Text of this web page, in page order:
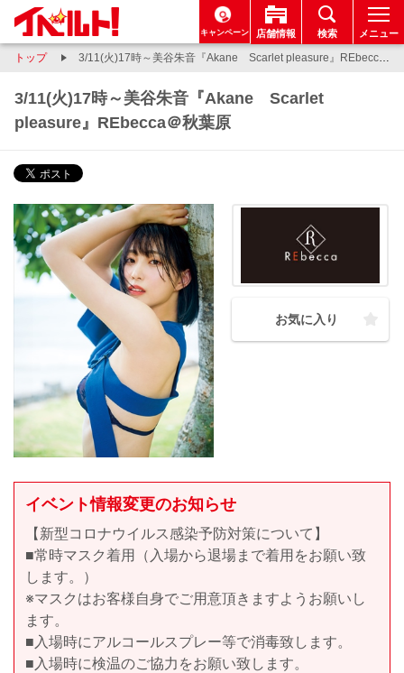
キャンペーン 店舗情報 検索 メニュー
トップ 3/11(火)17時～美谷朱音『Akane Scarlet pleasure』REbecca＠秋葉原
3/11(火)17時～美谷朱音『Akane Scarlet
pleasure』REbecca＠秋葉原
お気に入り
イベント情報変更のお知らせ
【新型コロナウイルス感染予防対策について】
■常時マスク着用（入場から退場まで着用をお願い致
します。）
※マスクはお客様自身でご用意頂きますようお願いし
ます。
■入場時にアルコールスプレー等で消毒致します。
■入場時に検温のご協力をお願い致します。